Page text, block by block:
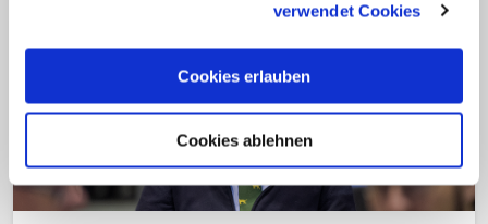
verwendet Cookies
Cookies erlauben
Cookies ablehnen